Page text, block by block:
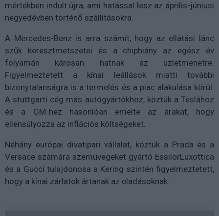
mértékben indult újra, ami hatással lesz az április-júniusi
negyedévben történő szállításokra.
A Mercedes-Benz is arra számít, hogy az ellátási lánc
szűk keresztmetszetei és a chiphiány az egész év
folyamán károsan hatnak az üzletmenetre.
Figyelmeztetett a kínai leállások miatti további
bizonytalanságra is a termelés és a piac alakulása körül.
A stuttgarti cég más autógyártókhoz, köztük a Teslához
és a GM-hez hasonlóan emelte az árakat, hogy
ellensúlyozza az inflációs költségeket.
Néhány európai divatipari vállalat, köztük a Prada és a
Versace számára szemüvegeket gyártó EssilorLuxottica
és a Gucci tulajdonosa a Kering szintén figyelmeztetett,
hogy a kínai zárlatok ártanak az eladásoknak.